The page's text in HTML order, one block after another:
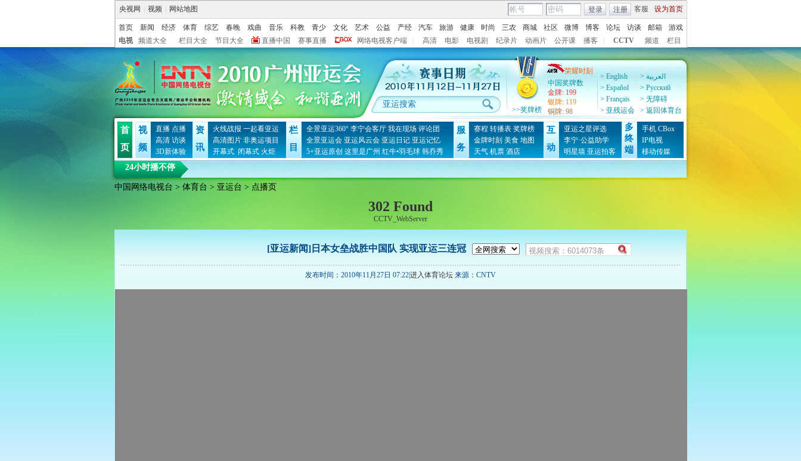
央视网 视频 网站地图 客服 设为首页
登录 注册
首页 新闻 经济 体育 综艺 春晚 戏曲 音乐 科教 青少 文化 艺术 公益 产经 汽车 旅游 健康 时尚 三农 商城 社区 微博 博客 论坛 访谈 邮箱
游戏
电视
频道大全 栏目大全 节目大全 直播中国 赛事直播 网络电视客户端 高清 电影 电视剧 纪录片 动画片 公开课 播客 CCTV 频道 栏目
> English
> العربية
> Español
> Pусский
> Français
> 无障碍
> 亚残运会
> 返回体育台
>>奖牌榜
荣耀时刻
中国奖牌数
金牌: 199
银牌: 119
铜牌: 98
首
页
视
频
直播 点播
高清 访谈
3D新体验
资
讯
火线战报 一起看亚运
高清图片 非奥运项目
开幕式 闭幕式 火炬
栏
目
全景亚运360° 李宁会客厅 我在现场 评论团
全景亚运会 亚运风云会 亚运日记 亚运记忆
5+亚运原创 这里是广州 红牛•羽毛球 韩乔秀
服
务
赛程 转播表 奖牌榜
金牌时刻 美食 地图
天气 机票 酒店
互
动
亚运之星评选
李宁·公益助学
明星墙 亚运拍客
多
终
端
手机 CBox
IP电视
移动传媒
24小时播不停
中国网络电视台 > 体育台 > 亚运台 > 点播页
302 Found
CCTV_WebServer
[亚运新闻]日本女垒战胜中国队 实现亚运三连冠
发布时间：2010年11月27日 07:22|进入体育论坛 来源：CNTV